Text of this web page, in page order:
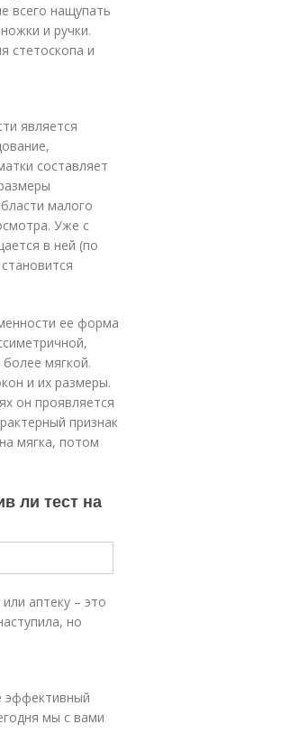
всего нащупать
и ручки.
стетоскопа и
является
составляет
малого
Уже с
в ней (по
ее форма
мягкой.
и их размеры.
он проявляется
признак
мягка, потом
ли тест на
аптеку – это
но
эффективный
мы с вами